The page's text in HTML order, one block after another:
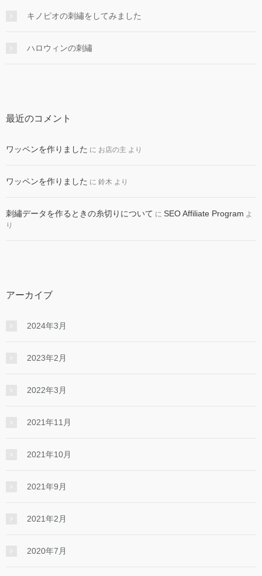
キノピオの刺繡をしてみました
ハロウィンの刺繡
最近のコメント
ワッペンを作りました に お店の主 より
ワッペンを作りました に 鈴木 より
刺繡データを作るときの糸切りについて に SEO Affiliate Program よ
り
アーカイブ
2024年3月
2023年2月
2022年3月
2021年11月
2021年10月
2021年9月
2021年2月
2020年7月